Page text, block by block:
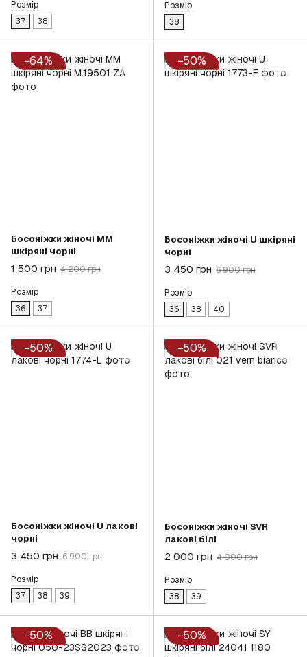
Розмір
37
38
Розмір
38
−64%
Босоніжки жіночі MM
шкіряні чорні
1 500 грн 4 200 грн
Розмір
36
37
−50%
Босоніжки жіночі U шкіряні
чорні
3 450 грн 6 900 грн
Розмір
36
38 40
−50%
Босоніжки жіночі U лакові
чорні
3 450 грн 6 900 грн
Розмір
37
38 39
−50%
Босоніжки жіночі SVR
лакові білі
2 000 грн 4 000 грн
Розмір
38
39
−50% −50%